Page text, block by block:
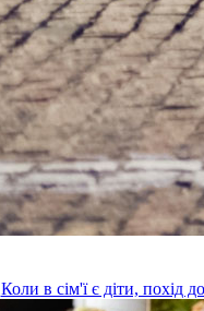
Коли в сім'ї є діти,